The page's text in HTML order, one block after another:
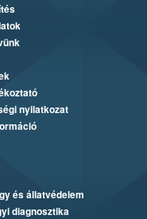
nyilatkozat
és állatvédelem
diagnosztika